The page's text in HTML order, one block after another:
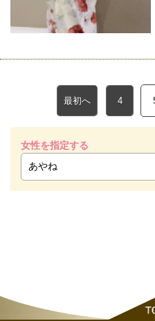
最初へ 4
女性を指定する